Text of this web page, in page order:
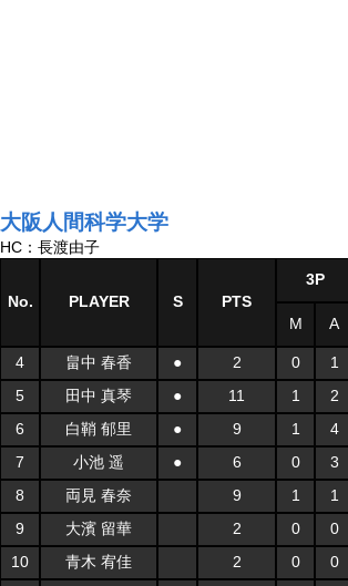
大阪人間科学大学
HC：長渡由子
No. PLAYER S PTS
3P
M A
4 畠中 春香 ● 2 0 1
5
田中 真琴 ● 11 1 2
6
白鞘 郁里 ● 9 1 4
7
小池 遥 ● 6 0 3
8
両見 春奈 9 1 1
9
大濱 留華 2 0 0
10
青木 宥佳 2 0 0